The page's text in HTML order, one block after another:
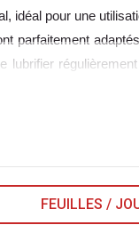
idéal pour une
parfaitement
lubrifier
FEUILLES /